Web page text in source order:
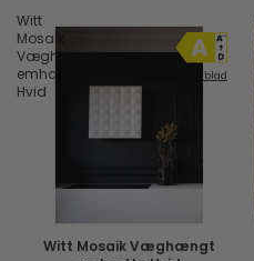
Witt
Mosaik
Væghængt
emhætte
Hvid
Produktdatablad
Witt Mosaik Væghængt